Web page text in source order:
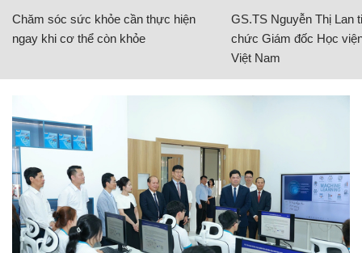
Chăm sóc sức khỏe cần thực hiện
ngay khi cơ thể còn khỏe
GS.TS Nguyễn Thị Lan
chức Giám đốc Học
Việt Nam